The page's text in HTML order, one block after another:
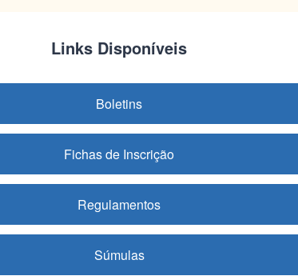
Links Disponíveis
Boletins
Fichas de Inscrição
Regulamentos
Súmulas